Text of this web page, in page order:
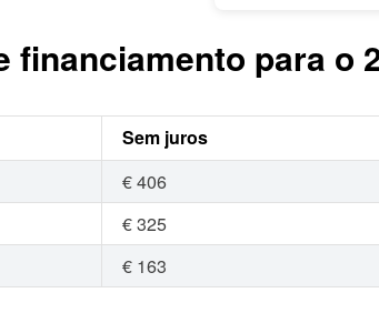
financiamento para o
Sem juros
€ 406
€ 325
€ 163